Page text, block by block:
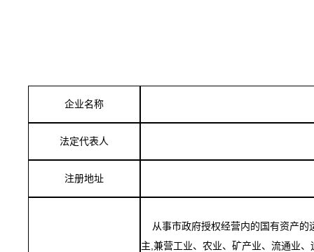
企业名称
法定代表人
注册地址
从事市政府授权经营内的国有资产的
主,兼营工业、农业、矿产业、流通业